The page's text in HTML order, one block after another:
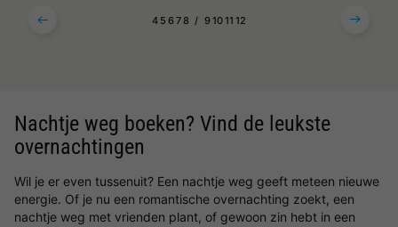
4 5 67 8 91011 12
Nachtje weg boeken? Vind de leukste
overnachtingen
Wil je er even tussenuit? Een nachtje weg geeft meteen nieuwe
energie. Of je nu een romantische overnachting zoekt, een
nachtje weg met vrienden plant, of gewoon zin hebt in een